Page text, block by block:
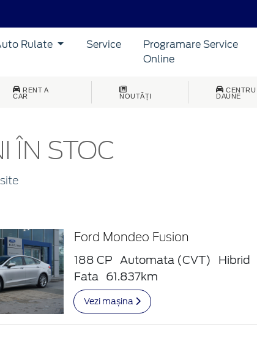
Rulate Service
Programare Service
Online
RENT A
CAR
NOUTĂȚI
CENTRU
DAUNE
ÎN STOC
Ford Mondeo Fusion
188 CP Automata (CVT) Hibrid
Fata
61.837km
Vezi mașina